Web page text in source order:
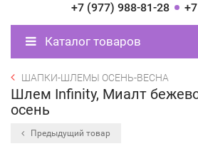
+7 (977) 988-81-28
Каталог товаров
ШАПКИ-ШЛЕМЫ ОСЕНЬ-ВЕСНА
Шлем Infinity, Миалт
осень
Предыдущий товар